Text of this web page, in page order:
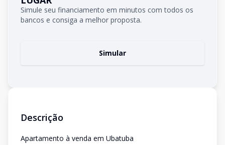
Simule seu financiamento em minutos com todos os
bancos e consiga a melhor proposta.
Simular
Descrição
Apartamento à venda em Ubatuba